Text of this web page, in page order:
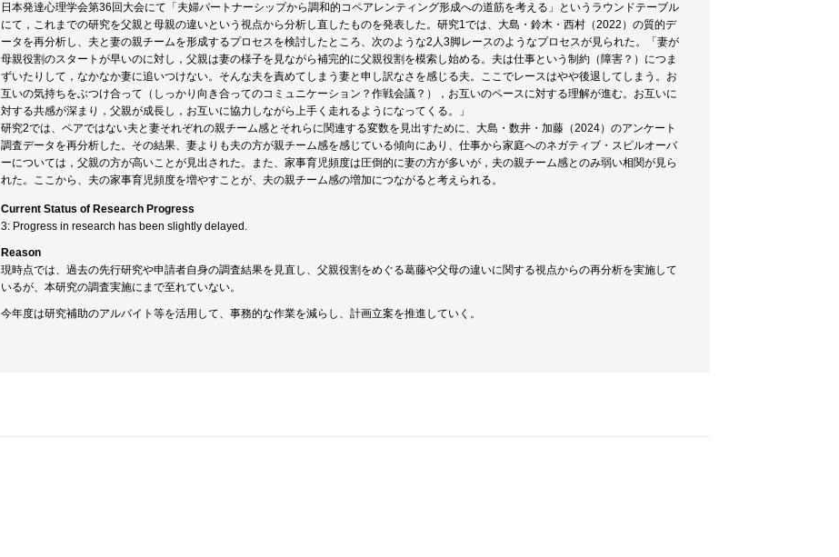
日本発達心理学会第36回大会にて「夫婦パートナーシップから調和的コペアレンティング形成への道筋を考える」というラウンドテーブル
にて，これまでの研究を父親と母親の違いという視点から分析し直したものを発表した。研究1では、大島・鈴木・西村（2022）の質的デ
ータを再分析し、夫と妻の親チームを形成するプロセスを検討したところ、次のような2人3脚レースのようなプロセスが見られた。「妻が
母親役割のスタートが早いのに対し，父親は妻の様子を見ながら補完的に父親役割を模索し始める。夫は仕事という制約（障害？）につま
ずいたりして，なかなか妻に追いつけない。そんな夫を責めてしまう妻と申し訳なさを感じる夫。ここでレースはやや後退してしまう。お
互いの気持ちをぶつけ合って（しっかり向き合ってのコミュニケーション？作戦会議？），お互いのペースに対する理解が進む。お互いに
対する共感が深まり，父親が成長し，お互いに協力しながら上手く走れるようになってくる。」
研究2では、ペアではない夫と妻それぞれの親チーム感とそれらに関連する変数を見出すために、大島・数井・加藤（2024）のアンケート
調査データを再分析した。その結果、妻よりも夫の方が親チーム感を感じている傾向にあり、仕事から家庭へのネガティブ・スピルオーバ
ーについては，父親の方が高いことが見出された。また、家事育児頻度は圧倒的に妻の方が多いが，夫の親チーム感とのみ弱い相関が見ら
れた。ここから、夫の家事育児頻度を増やすことが、夫の親チーム感の増加につながると考えられる。
Current Status of Research Progress
3: Progress in research has been slightly delayed.
Reason
現時点では、過去の先行研究や申請者自身の調査結果を見直し、父親役割をめぐる葛藤や父母の違いに関する視点からの再分析を実施して
いるが、本研究の調査実施にまで至れていない。
今年度は研究補助のアルバイト等を活用して、事務的な作業を減らし、計画立案を推進していく。